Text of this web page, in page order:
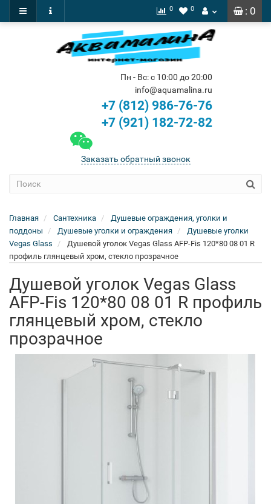
: 0
0 0
Пн - Вс: с 10:00 до 20:00
info@aquamalina.ru
+7 (812) 986-76-76
+7 (921) 182-72-82
Заказать обратный звонок
Главная Сантехника
Душевые ограждения, уголки и
поддоны
Душевые уголки и ограждения
Душевые уголки
Vegas Glass
Душевой уголок Vegas Glass AFP-Fis 120*80 08 01 R
профиль глянцевый хром, стекло прозрачное
Душевой уголок Vegas Glass
AFP-Fis 120*80 08 01 R профиль
глянцевый хром, стекло
прозрачное